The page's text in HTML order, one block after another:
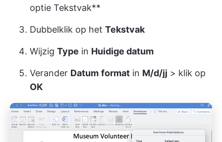
optie Tekstvak**
Dubbelklik op het Tekstvak
Wijzig Type in Huidige datum
Verander Datum format in M/d/jj > klik op
OK